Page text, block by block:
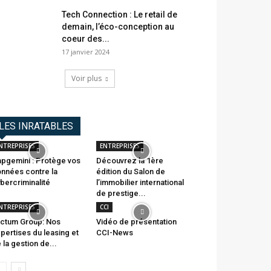
Tech Connection : Le retail de
demain, l’éco-conception au
coeur des...
17 janvier 2024
Voir plus
LES INRATABLES
: Protège vos
contre la
ENTREPRISES
Découvrez la 1ère
édition du Salon de
l’immobilier international
de prestige...
Group: Nos
du leasing et
la gestion de...
CCI
Vidéo de présentation
CCI-News